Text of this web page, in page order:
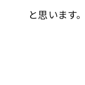
と思います。